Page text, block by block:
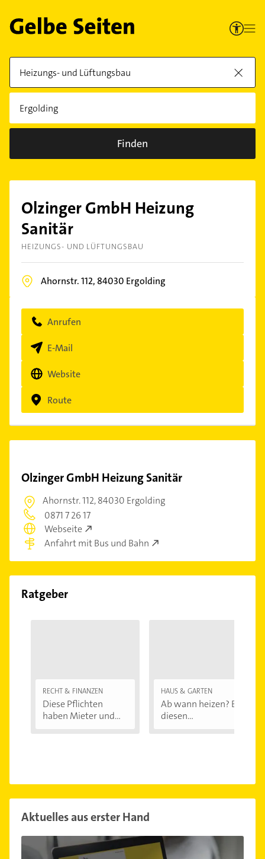
Finden
Olzinger GmbH Heizung
Sanitär
HEIZUNGS- UND LÜFTUNGSBAU
Ahornstr. 112, 84030 Ergolding
Anrufen
E-Mail
Website
Route
Olzinger GmbH Heizung Sanitär
Ahornstr. 112,84030 Ergolding
0871 7 26 17
Webseite
Anfahrt mit Bus und Bahn
Ratgeber
RECHT & FINANZEN
Diese Pflichten
haben Mieter und...
HAUS & GARTEN
Ab wann heizen? Bei
diesen
Aktuelles aus erster Hand